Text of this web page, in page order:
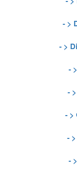
- >
- >
- >
- >
- >
- >
- >